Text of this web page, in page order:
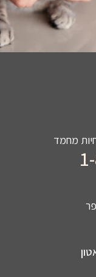
מחמד